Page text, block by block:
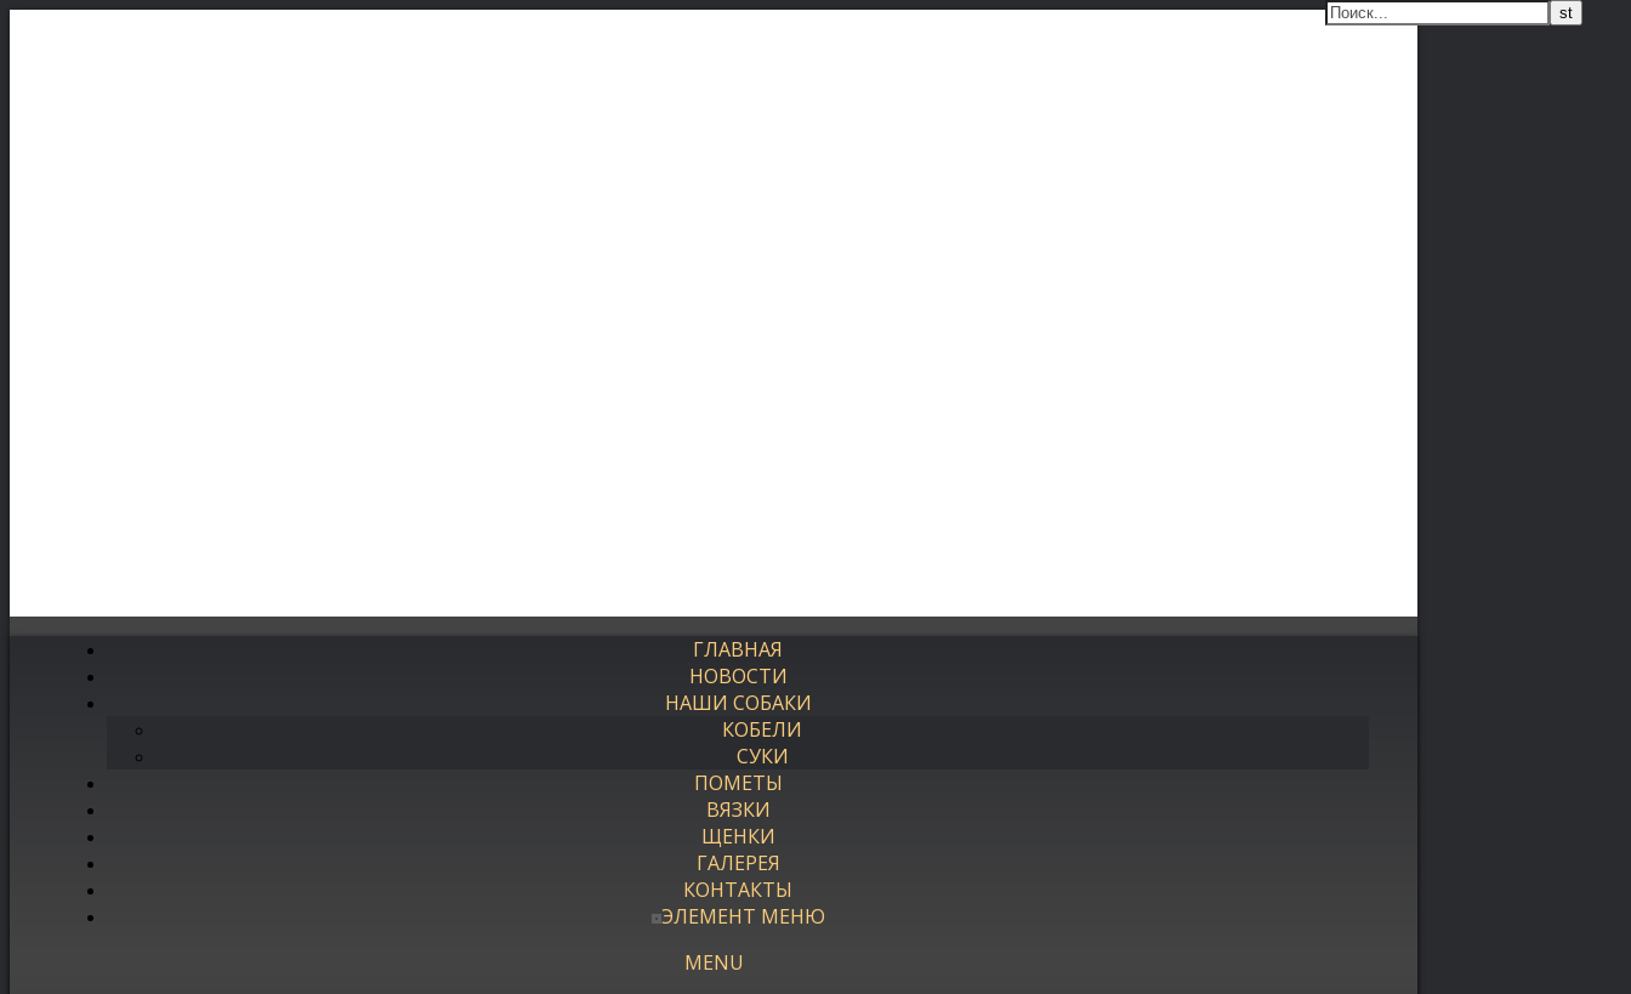
ГЛАВНАЯ
НОВОСТИ
НАШИ СОБАКИ
КОБЕЛИ
СУКИ
ПОМЕТЫ
ВЯЗКИ
ЩЕНКИ
ГАЛЕРЕЯ
КОНТАКТЫ
ЭЛЕМЕНТ МЕНЮ
MENU